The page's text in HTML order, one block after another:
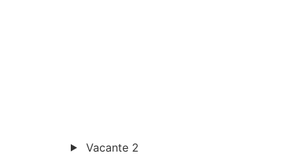
Vacante 2